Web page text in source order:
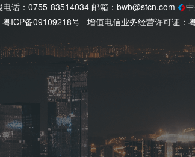
话：0755-83514034 邮箱： bwb@stcn.com
粤ICP备09109218号 增值电信业务经营许可证：